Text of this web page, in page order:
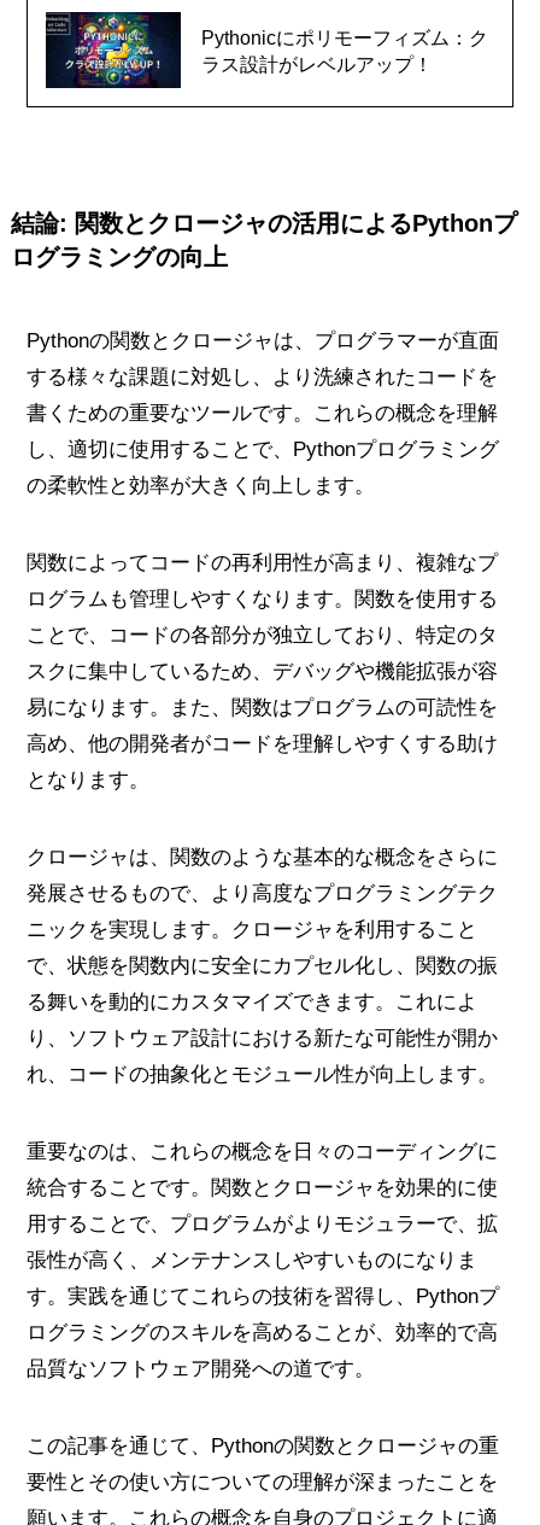
Pythonicにポリモーフィズム：ク
ラス設計がレベルアップ！
結論: 関数とクロージャの活用によるPythonプ
ログラミングの向上
Pythonの関数とクロージャは、プログラマーが直面
する様々な課題に対処し、より洗練されたコードを
書くための重要なツールです。これらの概念を理解
し、適切に使用することで、Pythonプログラミング
の柔軟性と効率が大きく向上します。
関数によってコードの再利用性が高まり、複雑なプ
ログラムも管理しやすくなります。関数を使用する
ことで、コードの各部分が独立しており、特定のタ
スクに集中しているため、デバッグや機能拡張が容
易になります。また、関数はプログラムの可読性を
高め、他の開発者がコードを理解しやすくする助け
となります。
クロージャは、関数のような基本的な概念をさらに
発展させるもので、より高度なプログラミングテク
ニックを実現します。クロージャを利用すること
で、状態を関数内に安全にカプセル化し、関数の振
る舞いを動的にカスタマイズできます。これによ
り、ソフトウェア設計における新たな可能性が開か
れ、コードの抽象化とモジュール性が向上します。
重要なのは、これらの概念を日々のコーディングに
統合することです。関数とクロージャを効果的に使
用することで、プログラムがよりモジュラーで、拡
張性が高く、メンテナンスしやすいものになりま
す。実践を通じてこれらの技術を習得し、Pythonプ
ログラミングのスキルを高めることが、効率的で高
品質なソフトウェア開発への道です。
この記事を通じて、Pythonの関数とクロージャの重
要性とその使い方についての理解が深まったことを
願います。これらの概念を自身のプロジェクトに適